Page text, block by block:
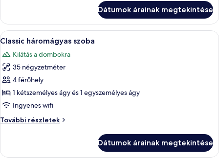
ággyal
további
részletei
Dátumok árainak megtekintése
A
következő
szoba
összes
képének
megtekintése:
Classic
szoba
Egy többemeletes szálloda, a
5
Classic háromágyas szoba
Kilátás a dombokra
35 négyzetméter
4 férőhely
1 kétszemélyes ágy és 1 egyszemélyes ágy
Ingyenes wifi
További részletek
Classic
részletei
Dátumok árainak megtekintése